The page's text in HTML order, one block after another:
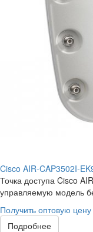
Cisco AIR-CAP3502I-
Точка доступа Cisco
управляемую модель
Получить оптовую цену
Подробнее